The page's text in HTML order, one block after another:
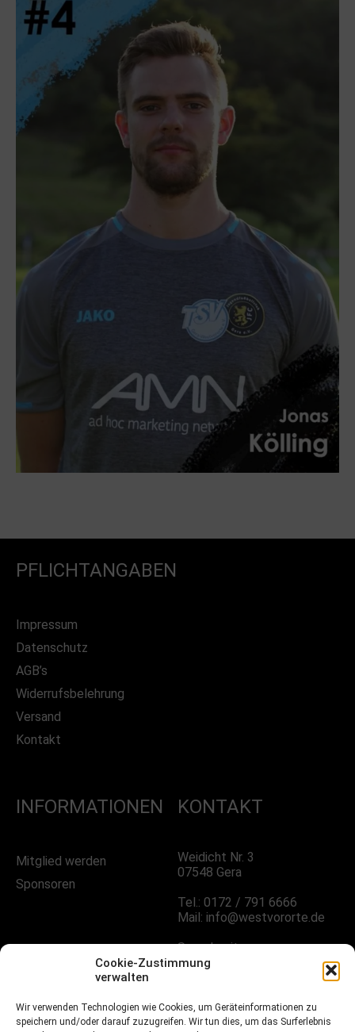
Cookie-Zustimmung
verwalten
Wir verwenden Technologien wie Cookies, um Geräteinformationen zu
speichern und/oder darauf zuzugreifen. Wir tun dies, um das Surferlebnis
PFLICHTANGABEN
Impressum
Datenschutz
AGB’s
Widerrufsbelehrung
Versand
Kontakt
INFORMATIONEN
Mitglied werden
Sponsoren
KONTAKT
Weidicht Nr. 3
07548 Gera
Tel.: 0172 / 791 6666
Mail: info@westvororte.de
Sprechzeiten:
Nach Vereinbarung
FOLGE UNS!